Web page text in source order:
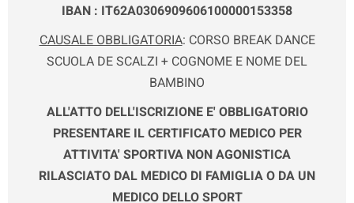
IBAN : IT62A0306909606100000153358
CAUSALE OBBLIGATORIA: CORSO BREAK DANCE
SCUOLA DE SCALZI + COGNOME E NOME DEL
BAMBINO
ALL'ATTO DELL'ISCRIZIONE E' OBBLIGATORIO
PRESENTARE IL CERTIFICATO MEDICO PER
ATTIVITA' SPORTIVA NON AGONISTICA
RILASCIATO DAL MEDICO DI FAMIGLIA O DA UN
MEDICO DELLO SPORT